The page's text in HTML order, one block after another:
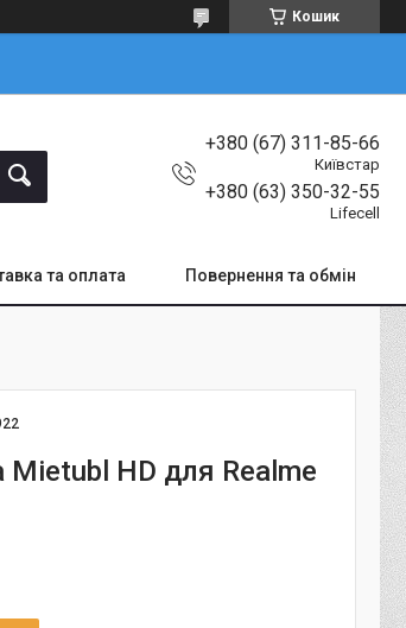
Кошик
+380 (67) 311-85-66
Київстар
+380 (63) 350-32-55
Lifecell
та оплата Повернення та обмін
Mietubl HD для Realme